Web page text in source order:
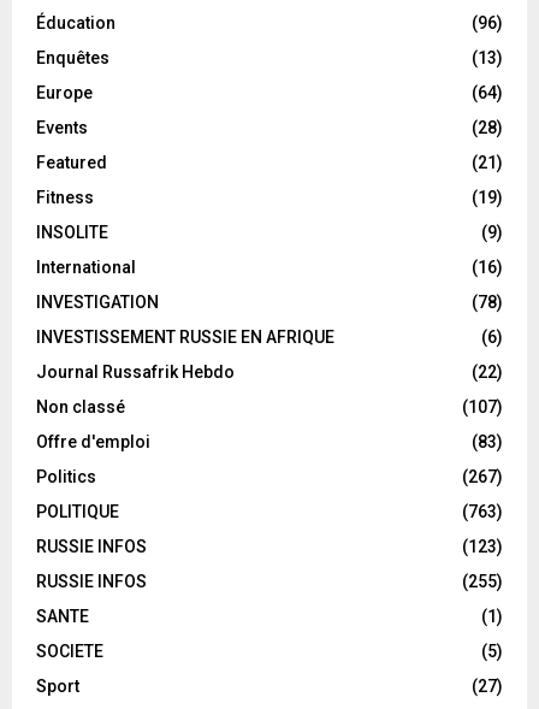
Éducation
(96)
Enquêtes
(13)
Europe
(64)
Events
(28)
Featured
(21)
Fitness
(19)
INSOLITE
(9)
International
(16)
INVESTIGATION
(78)
INVESTISSEMENT RUSSIE EN AFRIQUE
(6)
Journal Russafrik Hebdo
(22)
Non classé
(107)
Offre d'emploi
(83)
Politics
(267)
POLITIQUE
(763)
RUSSIE INFOS
(123)
RUSSIE INFOS
(255)
SANTE
(1)
SOCIETE
(5)
Sport
(27)